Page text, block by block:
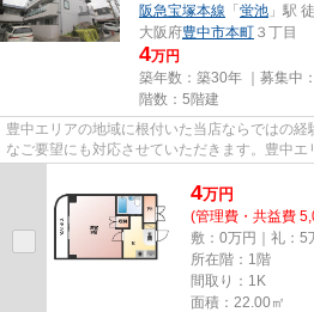
阪急宝塚本線 「 蛍池 」駅
大阪府豊中市本町 ３丁目
4万円
築年数：築30年 ｜募集中：
階数：5階建
豊中エリアの地域に根付いた当店ならではの
なご要望にも対応させていただきます。豊中
4万円
(管理費・共益費
敷：0万円｜礼：5
所在階：1階
間取り：1K
面積：22.00㎡